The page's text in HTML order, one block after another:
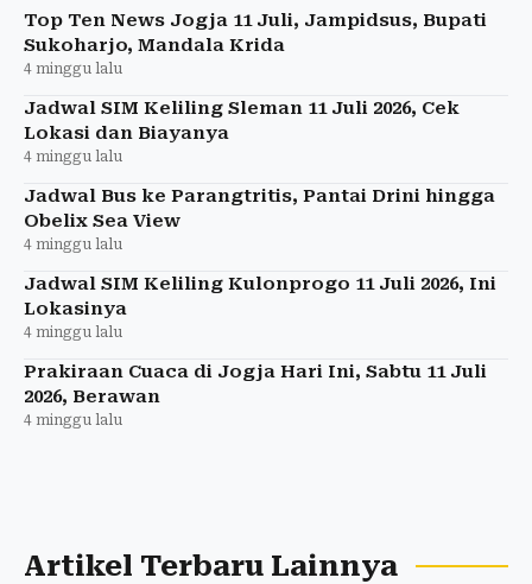
Top Ten News Jogja 11 Juli, Jampidsus, Bupati
Sukoharjo, Mandala Krida
4 minggu lalu
Jadwal SIM Keliling Sleman 11 Juli 2026, Cek
Lokasi dan Biayanya
4 minggu lalu
Jadwal Bus ke Parangtritis, Pantai Drini hingga
Obelix Sea View
4 minggu lalu
Jadwal SIM Keliling Kulonprogo 11 Juli 2026, Ini
Lokasinya
4 minggu lalu
Prakiraan Cuaca di Jogja Hari Ini, Sabtu 11 Juli
2026, Berawan
4 minggu lalu
Artikel Terbaru Lainnya